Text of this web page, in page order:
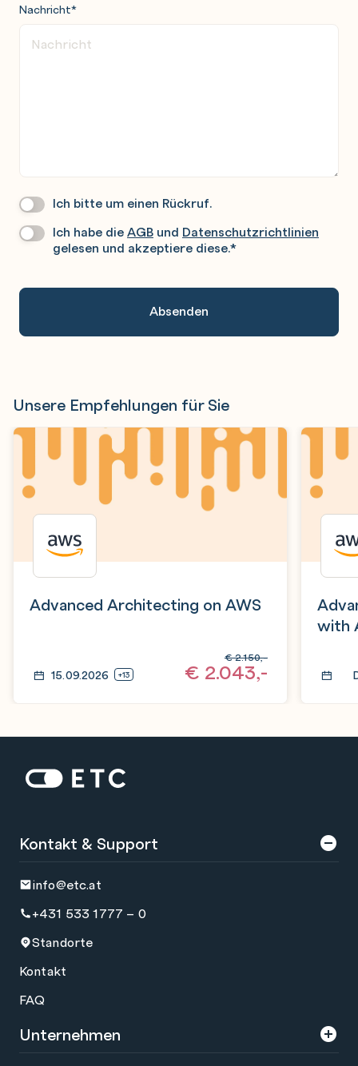
Nachricht*
Wir
Sie
Ich bitte um einen Rückruf.
Datenschutz*
Ich habe dieAGB und Datenschutzrichtlinien
gelesen und akzeptiere diese.*
Unsere Empfehlungen für Sie
Advanced Architecting on AWS
15.09.2026 +13 € 2.043,-
€2.150,-
with
Startseite: ETC
Kontakt & Support
info@etc.at
+431 533 1777 – 0
Standorte
Kontakt
FAQ
Unternehmen